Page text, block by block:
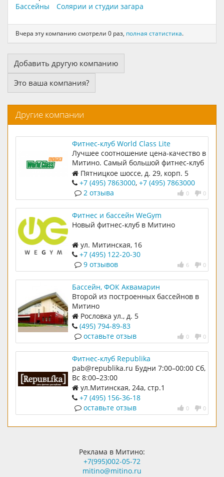
Бассейны
Солярии и студии загара
Вчера эту компанию смотрели 0 раз, полная статистика.
Добавить другую компанию
Это ваша компания?
Другие компании
Фитнес-клуб World Class Lite
Лучшее соотношение цена-качество в
Митино. Самый большой фитнес-клуб
7000м2.
Пятницкое шоссе, д. 29, корп. 5
+7 (495) 7863000, +7 (495) 7863000
0 0
2 отзыва
Фитнес и бассейн WeGym
Новый фитнес-клуб в Митино
ул. Митинская, 16
+7 (495) 122-20-30
6 0
9 отзывов
Бассейн, ФОК Аквамарин
Второй из построенных бассейнов в
Митино
Рословка ул., д. 5
(495) 794-89-83
0 0
оставьте отзыв
Фитнес-клуб Republika
pab@republika.ru Будни 7:00–00:00 Сб,
Вс 8:00–23:00
ул.Митинская, 24а, стр.1
+7 (495) 156-36-18
0 0
оставьте отзыв
Реклама в Митино:
+7(995)002-05-72
mitino@mitino.ru